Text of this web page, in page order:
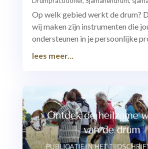
Op welk gebied werkt de drum?
wij maken zijn instrumenten die
ondersteunen in je persoonlijke
lees meer...